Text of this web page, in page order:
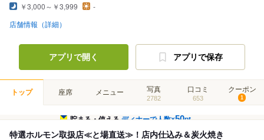
￥3,000～￥3,999 -
店舗情報（詳細）
アプリで開く アプリで保存
トップ 座席 メニュー 写真
2782
口コミ
653
クーポン
1
貯まる・使えるディナーで人数×50pt
特選ホルモン取扱店≪と場直送≫！店内仕込み＆炭火焼き